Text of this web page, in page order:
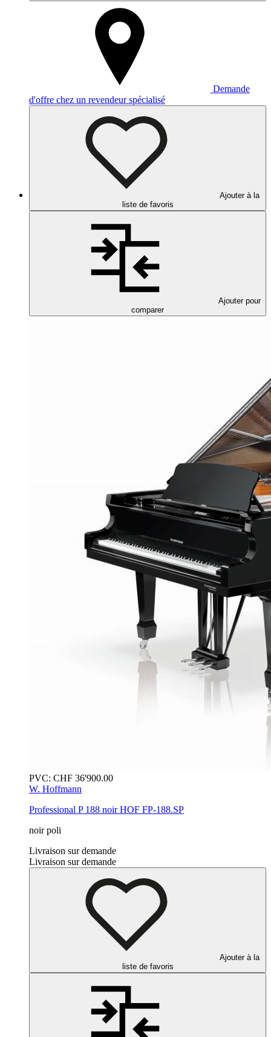
Demande
d'offre chez un revendeur spécialisé
Ajouter à la
liste de favoris
Ajouter pour
comparer
PVC: CHF 36'900.00
W. Hoffmann
Professional P 188 noirHOF FP-188.SP
noir poli
Livraison sur demande
Livraison sur demande
Ajouter à la
liste de favoris